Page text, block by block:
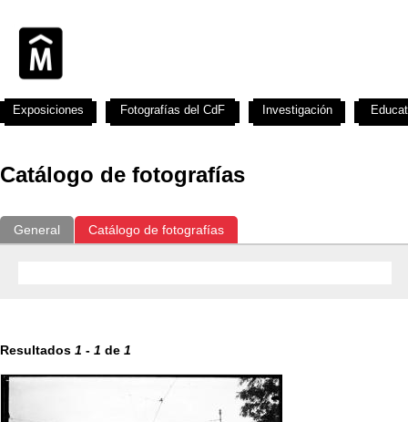
Catálogo de fotografías
General Catálogo de fotografías
Resultados 1 - 1 de 1
Exposiciones Fotografías del CdF Investigación